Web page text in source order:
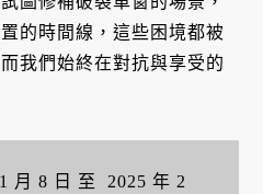
的時間線，這些困境都被
我們始終在對抗與享受的
月 8 日 至 2025 年 2